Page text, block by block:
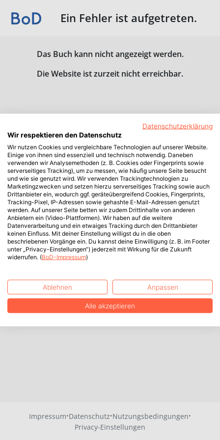
Ein Fehler ist aufgetreten.
Das Buch kann nicht angezeigt werden.
Die Website ist zurzeit nicht erreichbar.
Impressum·Datenschutz·Nutzungsbedingungen·
Privacy-Einstellungen
Datenschutzerklärung
Wir respektieren den Datenschutz
Wir nutzen Cookies und vergleichbare Technologien auf unserer Website.
Einige von ihnen sind essenziell und technisch notwendig. Daneben
verwenden wir Analysemethoden (z. B. Cookies oder Fingerprints sowie
serverseitiges Tracking), um zu messen, wie häufig unsere Seite besucht
und wie sie genutzt wird. Wir verwenden Trackingtechnologien zu
Marketingzwecken und setzen hierzu serverseitiges Tracking sowie auch
Drittanbieter ein, wodurch ggf. geräteübergreifend Cookies, Fingerprints,
Tracking-Pixel, IP-Adressen sowie gehashte E-Mail-Adressen genutzt
werden. Auf unserer Seite betten wir zudem Drittinhalte von anderen
Anbietern ein (Video-Plattformen). Wir haben auf die weitere
Datenverarbeitung und ein etwaiges Tracking durch den Drittanbieter
keinen Einfluss. Mit deiner Einstellung willigst du in die oben
beschriebenen Vorgänge ein. Du kannst deine Einwilligung (z. B. im Footer
unter „Privacy-Einstellungen“) jederzeit mit Wirkung für die Zukunft
widerrufen. (BoD-Impressum)
Ablehnen Anpassen
Alle akzeptieren